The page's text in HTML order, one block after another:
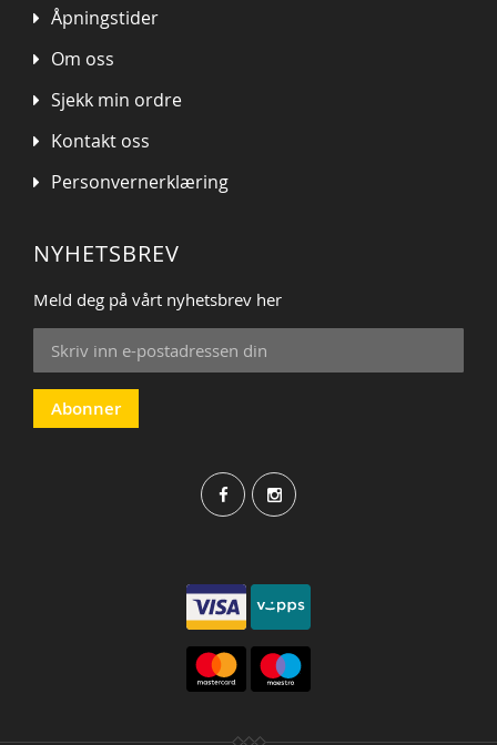
Åpningstider
Om oss
Sjekk min ordre
Kontakt oss
Personvernerklæring
NYHETSBREV
Meld deg på vårt nyhetsbrev her
Sign
Up
for
Our
Newsletter:
Abonner